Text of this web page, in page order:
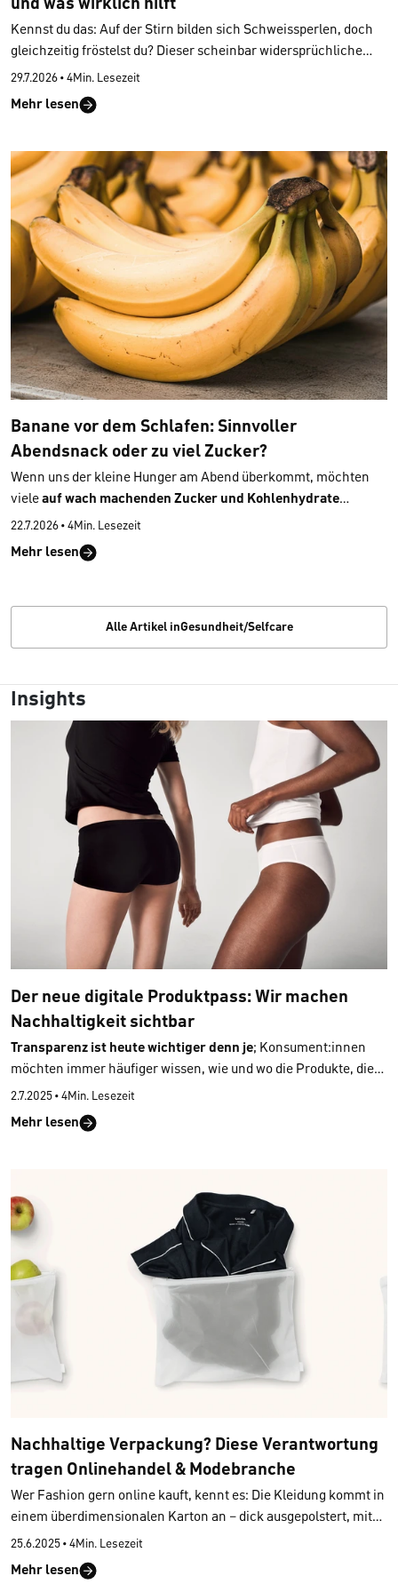
und was wirklich hilft
Kennst du das: Auf der Stirn bilden sich Schweissperlen, doch
gleichzeitig fröstelst du? Dieser scheinbar widersprüchliche
Zustand verunsichert viele Menschen. Wir erklären dir, warum
frieren und gleichzeitig schwitzen
dahinterstecken können und wie du deine
nachts.
29.7.2026 • 4Min. Lesezeit
Mehr lesen
Banane vor dem Schlafen: Sinnvoller
Abendsnack oder zu viel Zucker?
Wenn uns der kleine Hunger am Abend überkommt, möchten
vieleauf wach machenden Zucker und Kohlenhydrate
verzichten– eine Banane erscheint durch ihre Süsse dabei als
weniger geeignet – oder? Wir erklären,
und warum sie als Snack vor dem Schlafengehen eine
22.7.2026 • 4Min. Lesezeit
Mehr lesen
Alle Artikel inGesundheit/Selfcare
Insights
Der neue digitale Produktpass: Wir machen
Nachhaltigkeit sichtbar
Transparenz ist heute wichtiger denn je; Konsument:innen
möchten immer häufiger wissen, wie und wo die Produkte, die
sie kaufen, hergestellt wurden, woraus sie bestehen und welche
Eigenschaften sie besitzen – und das möglichst schnell,
unkompliziert und ohne langwierige Recherchen. Der neue
und welche Nachhaltigkeitsansprüche diese Rohstoffe erfüllen.
Als nachhaltige Wäschemarke begrüssen wir von CALIDA
diesen Fortschritt und planen, den DPP ab 2026 schrittweise in
unserem Sortiment einzuführen. Unser Ziel:Nachhaltigkeit
sichtbar und überprüfbar machen.
2.7.2025 • 4Min. Lesezeit
Mehr lesen
Nachhaltige Verpackung? Diese Verantwortung
tragen Onlinehandel & Modebranche
Wer Fashion gern online kauft, kennt es: Die Kleidung kommt in
einem überdimensionalen Karton an – dick ausgepolstert, mit
einer zusätzlichen Plastikverpackung für jedes einzelne Teil.
Diese Praktiken sind an der Tagesordnung, doch verursachen
jährlich riesige Mengen an Müll: Allein im Fashion-
25.6.2025 • 4Min. Lesezeit
Mehr lesen